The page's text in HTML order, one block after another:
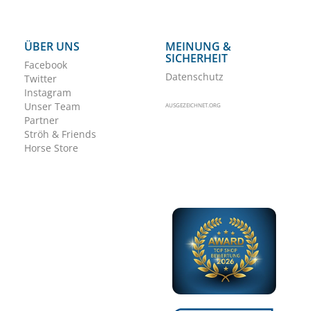
ÜBER UNS
Facebook
Twitter
Instagram
Unser Team
Partner
Ströh & Friends
Horse Store
MEINUNG &
SICHERHEIT
Datenschutz
AUSGEZEICHNET.ORG